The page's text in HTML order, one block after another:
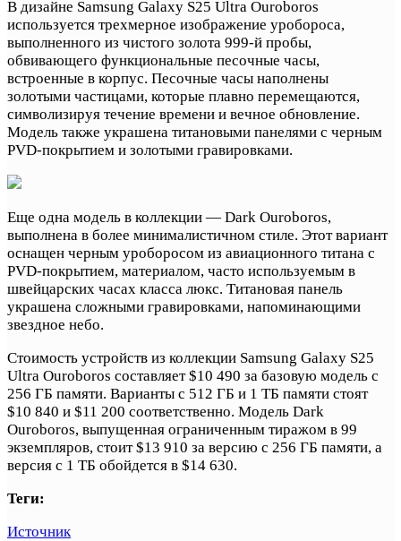
В дизайне Samsung Galaxy S25 Ultra Ouroboros
используется трехмерное изображение уробороса,
выполненного из чистого золота 999-й пробы,
обвивающего функциональные песочные часы,
встроенные в корпус. Песочные часы наполнены
золотыми частицами, которые плавно перемещаются,
символизируя течение времени и вечное обновление.
Модель также украшена титановыми панелями с черным
PVD-покрытием и золотыми гравировками.
Еще одна модель в коллекции — Dark Ouroboros,
выполнена в более минималистичном стиле. Этот вариант
оснащен черным уроборосом из авиационного титана с
PVD-покрытием, материалом, часто используемым в
швейцарских часах класса люкс. Титановая панель
украшена сложными гравировками, напоминающими
звездное небо.
Стоимость устройств из коллекции Samsung Galaxy S25
Ultra Ouroboros составляет $10 490 за базовую модель с
256 ГБ памяти. Варианты с 512 ГБ и 1 ТБ памяти стоят
$10 840 и $11 200 соответственно. Модель Dark
Ouroboros, выпущенная ограниченным тиражом в 99
экземпляров, стоит $13 910 за версию с 256 ГБ памяти, а
версия с 1 ТБ обойдется в $14 630.
Теги:
Источник